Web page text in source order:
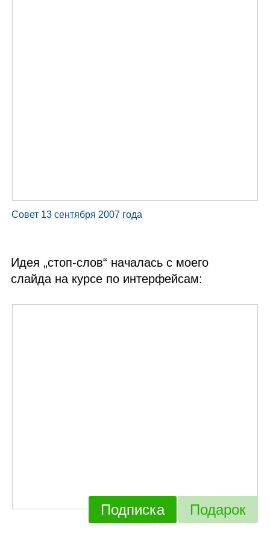
Совет 13 сентября 2007 года
Идея „стоп‑слов“ началась с моего
слайда на курсе по интерфейсам:
Подписка Подарок